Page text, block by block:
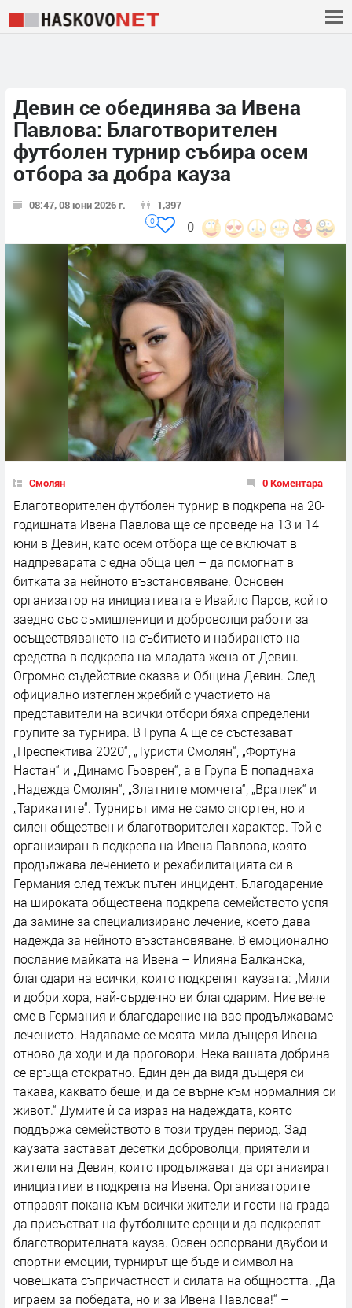
Девин се обединява за Ивена
Павлова: Благотворителен
футболен турнир събира осем
отбора за добра кауза
08:47, 08 юни 2026 г. 1,397
0
0
Смолян 0 Коментара
Благотворителен футболен турнир в подкрепа на 20-
годишната Ивена Павлова ще се проведе на 13 и 14
юни в Девин, като осем отбора ще се включат в
надпреварата с една обща цел – да помогнат в
битката за нейното възстановяване. Основен
организатор на инициативата е Ивайло Паров, който
заедно със съмишленици и доброволци работи за
осъществяването на събитието и набирането на
средства в подкрепа на младата жена от Девин.
Огромно съдействие оказва и Община Девин. След
официално изтеглен жребий с участието на
представители на всички отбори бяха определени
групите за турнира. В Група А ще се състезават
„Преспектива 2020“, „Туристи Смолян“, „Фортуна
Настан“ и „Динамо Гьоврен“, а в Група Б попаднаха
„Надежда Смолян“, „Златните момчета“, „Вратлек“ и
„Тарикатите“. Турнирът има не само спортен, но и
силен обществен и благотворителен характер. Той е
организиран в подкрепа на Ивена Павлова, която
продължава лечението и рехабилитацията си в
Германия след тежък пътен инцидент. Благодарение
на широката обществена подкрепа семейството успя
да замине за специализирано лечение, което дава
надежда за нейното възстановяване. В емоционално
послание майката на Ивена – Илияна Балканска,
благодари на всички, които подкрепят каузата: „Мили
и добри хора, най-сърдечно ви благодарим. Ние вече
сме в Германия и благодарение на вас продължаваме
лечението. Надяваме се моята мила дъщеря Ивена
отново да ходи и да проговори. Нека вашата добрина
се връща стократно. Един ден да видя дъщеря си
такава, каквато беше, и да се върне към нормалния си
живот.“ Думите ѝ са израз на надеждата, която
поддържа семейството в този труден период. Зад
каузата застават десетки доброволци, приятели и
жители на Девин, които продължават да организират
инициативи в подкрепа на Ивена. Организаторите
отправят покана към всички жители и гости на града
да присъстват на футболните срещи и да подкрепят
благотворителната кауза. Освен оспорвани двубои и
спортни емоции, турнирът ще бъде и символ на
човешката съпричастност и силата на общността. „Да
играем за победата, но и за Ивена Павлова!“ –